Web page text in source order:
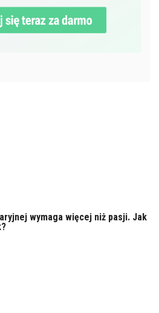
wymaga więcej niż pasji. Jak